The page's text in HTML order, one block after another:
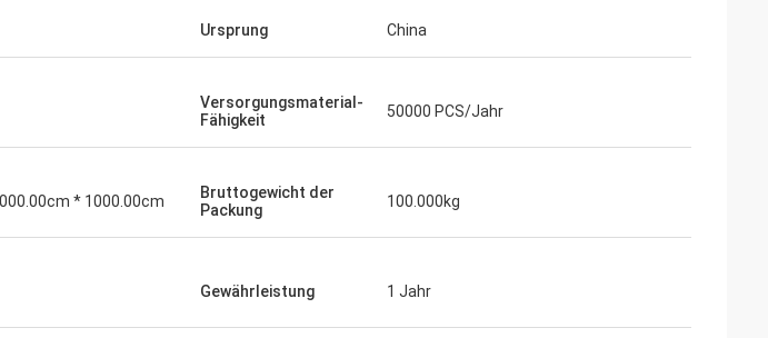
Ursprung China
Versorgungsmaterial-
Fähigkeit
50000 PCS/Jahr
* 1000.00cm
Bruttogewicht der
Packung
100.000kg
Gewährleistung 1 Jahr